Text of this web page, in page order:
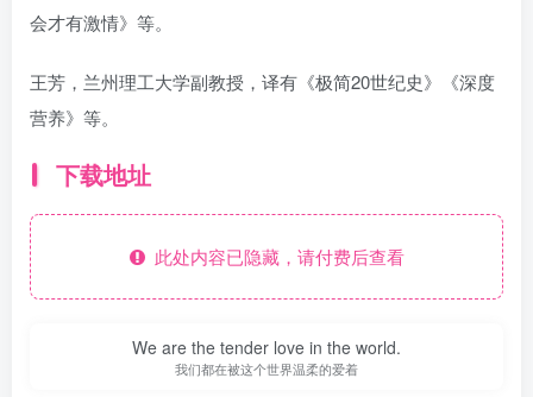
会才有激情》等。
王芳，兰州理工大学副教授，译有《极简20世纪史》《深度
营养》等。
下载地址
此处内容已隐藏，请付费后查看
We are the tender love in the world.
我们都在被这个世界温柔的爱着